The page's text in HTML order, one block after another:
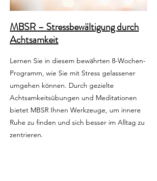
MBSR – Stressbewältigung durch
Achtsamkeit
Lernen Sie in diesem bewährten 8-Wochen-
Programm, wie Sie mit Stress gelassener
umgehen können. Durch gezielte
Achtsamkeitsübungen und Meditationen
bietet MBSR Ihnen Werkzeuge, um innere
Ruhe zu finden und sich besser im Alltag zu
zentrieren.